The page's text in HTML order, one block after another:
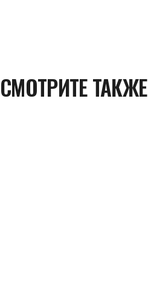
СМОТРИТЕ ТАКЖЕ